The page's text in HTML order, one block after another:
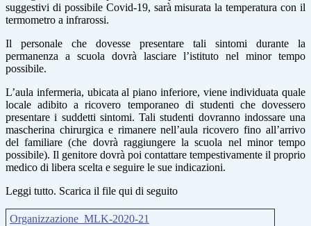
suggestivi di possibile Covid-19, sarà misurata la temperatura con il
termometro a infrarossi.
Il personale che dovesse presentare tali sintomi durante la
permanenza a scuola dovrà lasciare l’istituto nel minor tempo
possibile.
L’aula infermeria, ubicata al piano inferiore, viene individuata quale
locale adibito a ricovero temporaneo di studenti che dovessero
presentare i suddetti sintomi. Tali studenti dovranno indossare una
mascherina chirurgica e rimanere nell’aula ricovero fino all’arrivo
del familiare (che dovrà raggiungere la scuola nel minor tempo
possibile). Il genitore dovrà poi contattare tempestivamente il proprio
medico di libera scelta e seguire le sue indicazioni.
Leggi tutto. Scarica il file qui di seguito
Organizzazione_MLK-2020-21